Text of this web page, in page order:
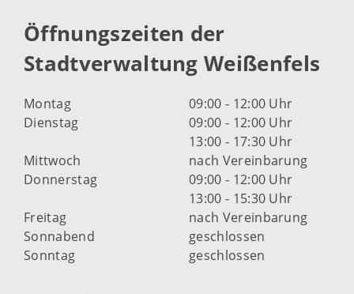
Öffnungszeiten der
Stadtverwaltung Weißenfels
Montag
09:00 - 12:00 Uhr
Dienstag
09:00 - 12:00 Uhr
13:00 - 17:30 Uhr
Mittwoch
nach Vereinbarung
Donnerstag
09:00 - 12:00 Uhr
13:00 - 15:30 Uhr
Freitag
nach Vereinbarung
Sonnabend
geschlossen
Sonntag
geschlossen